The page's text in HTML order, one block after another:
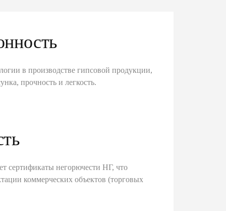
в производстве гипсовой продукции,
прочность и легкость.
сертификаты негорючести НГ, что
коммерческих объектов (торговых